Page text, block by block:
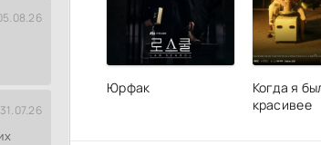
31.07.26
Юрфак
Когда я
красивее